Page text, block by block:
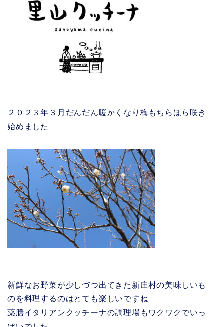
２０２３年３月だんだん暖かくなり梅もちらほら咲き
始めました
新鮮なお野菜が少しづつ出てきた新庄村の美味しいも
のを料理するのはとても楽しいですね
薬膳イタリアンクッチーナの調理場もワクワクでいっ